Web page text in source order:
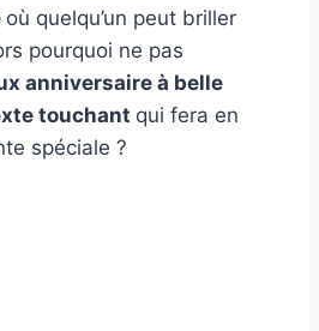
où quelqu’un peut briller
pourquoi ne pas
anniversaire à belle
touchant qui fera en
spéciale ?